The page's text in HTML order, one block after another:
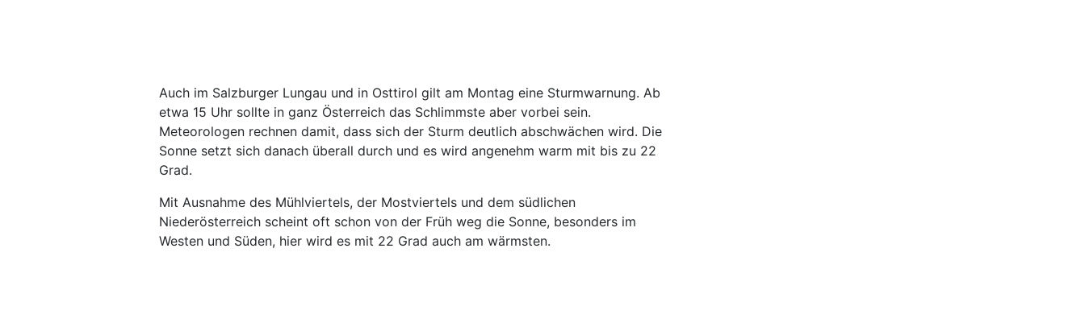
Auch im Salzburger Lungau und in Osttirol gilt am Montag eine Sturmwarnung. Ab
etwa 15 Uhr sollte in ganz Österreich das Schlimmste aber vorbei sein.
Meteorologen rechnen damit, dass sich der Sturm deutlich abschwächen wird. Die
Sonne setzt sich danach überall durch und es wird angenehm warm mit bis zu 22
Grad.
Mit Ausnahme des Mühlviertels, der Mostviertels und dem südlichen
Niederösterreich scheint oft schon von der Früh weg die Sonne, besonders im
Westen und Süden, hier wird es mit 22 Grad auch am wärmsten.